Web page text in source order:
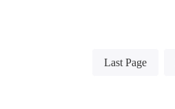
Last Page